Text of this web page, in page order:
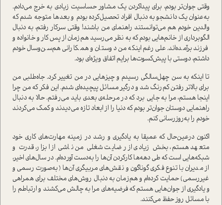
وقتی جوان‌تر بودم، برای پیدا‌کردن یک مشاور حساسیت زیادی به خرج می‌دادم.
به‌عنوان یک دانشجو به دنبال افراد تحصیل‌کرده بودم و بعدها متوجه شدم که
والدین خودم هم می‌توانستند راهنمای من باشند! وقتی سرکار رفتم، به دنبال
الگوبرداری از خانم‌هایی بودم که به نظر می‌رسید هم‌زمان از پس کار و خانواده و
فرزند برآمده‌اند. علی‌رغم اینکه من دوستان و همکارانی هم‌سن‌و‌سال خودم
داشتم، دوستی با پیش‌کسوت‌ها برایم اتفاق ویژه‌ای بود.
تا اینکه به سن چهل‌سالگی رسیدم و چیزهایی در من تغییر کرد. جاه‌طلبی من
برای بالاتر رفتن کم‌رنگ شد و درگیر مسائل پیچیده‌ای شدم. این فکر که من چرا
اینجا هستم، مرا به جایی برد که در مرحله‌ی بعدی باید می‌رفتم. حالا به دنبال
راهنمایی دوستان جوان‌تر بودم که دنیا را از ابعاد تازه می‌دیدند و کمک می‌کردند
خودم را به‌روزرسانی کنم.
اکنون درعین‌حال که عمیقا به یادگیری و رشد در زمینه مهارت‌های کاری خود
متعهد هستم، بخش زیادی از رضایت شغلی من ناشی از ابزار، قدرت و
شبکه‌هایی است که طی دهه‌ها کار‌کردن آن‌ها را به‌دست آورده‌ام. در سال‌های اخیر،
از مدیران با تنوع فکری گوناگون و نقش‌های مربیگری آن‌ها (به‌صورت رسمی و
غیررسمی) حمایت کرده‌ام و هم‌زمان به دنبال روش‌های مختلف برای همراهی
و یادگیری از جوان‌هایی هستم که فرضیه‌های مرا به چالش می‌کشند و ارتباطم را
با مسائل روز حفظ می‌کنند.